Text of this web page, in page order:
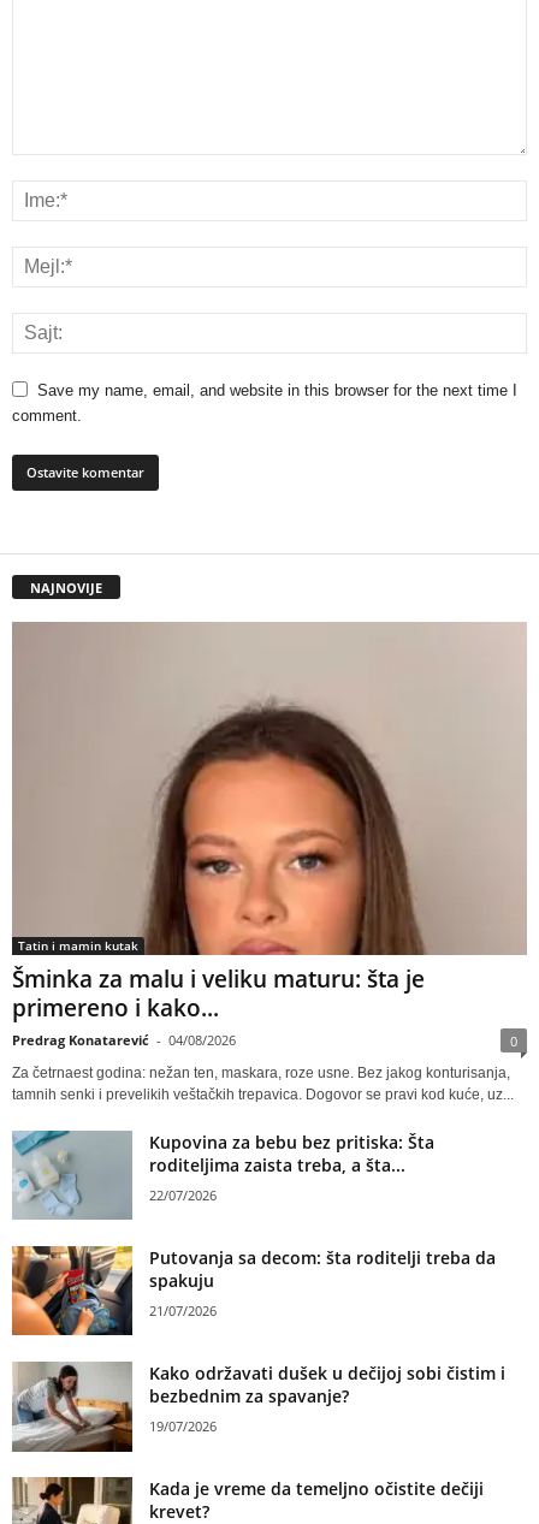
Save my name, email, and website in this browser for the next time I
comment.
NAJNOVIJE
Tatin i mamin kutak
Šminka za malu i veliku maturu: šta je
primereno i kako...
Predrag Konatarević - 04/08/2026 0
Za četrnaest godina: nežan ten, maskara, roze usne. Bez jakog konturisanja,
tamnih senki i prevelikih veštačkih trepavica. Dogovor se pravi kod kuće, uz...
Kupovina za bebu bez pritiska: Šta
roditeljima zaista treba, a šta...
22/07/2026
Putovanja sa decom: šta roditelji treba da
spakuju
21/07/2026
Kako održavati dušek u dečijoj sobi čistim i
bezbednim za spavanje?
19/07/2026
Kada je vreme da temeljno očistite dečiji
krevet?